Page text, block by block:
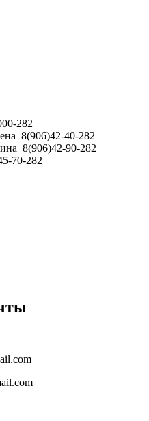
282
8(906)42-40-282
8(906)42-90-282
70-282